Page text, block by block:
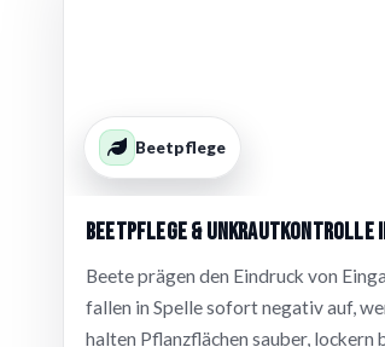
Beetpflege
Beetpflege & Unkrautkontrolle
Beete prägen den Eindruck von
fallen in Spelle sofort negativ auf,
halten Pflanzflächen sauber,